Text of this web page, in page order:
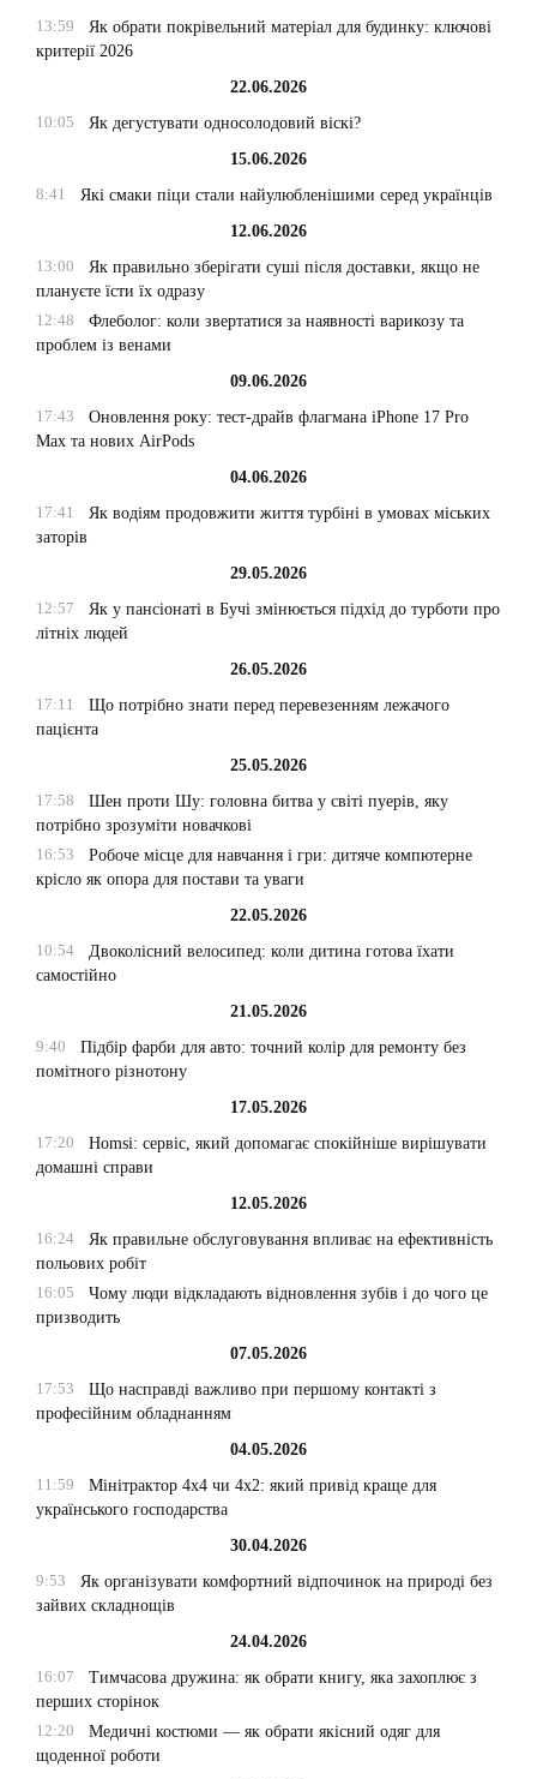
13:59
Як обрати покрівельний матеріал для будинку: ключові
критерії 2026
22.06.2026
10:05
Як дегустувати односолодовий віскі?
15.06.2026
8:41
Які смаки піци стали найулюбленішими серед українців
12.06.2026
13:00
Як правильно зберігати суші після доставки, якщо не
плануєте їсти їх одразу
12:48
Флеболог: коли звертатися за наявності варикозу та
проблем із венами
09.06.2026
17:43
Оновлення року: тест-драйв флагмана iPhone 17 Pro
Max та нових AirPods
04.06.2026
17:41
Як водіям продовжити життя турбіні в умовах міських
заторів
29.05.2026
12:57
Як у пансіонаті в Бучі змінюється підхід до турботи про
літніх людей
26.05.2026
17:11
Що потрібно знати перед перевезенням лежачого
пацієнта
25.05.2026
17:58
Шен проти Шу: головна битва у світі пуерів, яку
потрібно зрозуміти новачкові
16:53
Робоче місце для навчання і гри: дитяче компютерне
крісло як опора для постави та уваги
22.05.2026
10:54
Двоколісний велосипед: коли дитина готова їхати
самостійно
21.05.2026
9:40
Підбір фарби для авто: точний колір для ремонту без
помітного різнотону
17.05.2026
17:20
Homsi: сервіс, який допомагає спокійніше вирішувати
домашні справи
12.05.2026
16:24
Як правильне обслуговування впливає на ефективність
польових робіт
16:05
Чому люди відкладають відновлення зубів і до чого це
призводить
07.05.2026
17:53
Що насправді важливо при першому контакті з
професійним обладнанням
04.05.2026
11:59
Мінітрактор 4х4 чи 4х2: який привід краще для
українського господарства
30.04.2026
9:53
Як організувати комфортний відпочинок на природі без
зайвих складнощів
24.04.2026
16:07
Тимчасова дружина: як обрати книгу, яка захоплює з
перших сторінок
12:20
Медичні костюми — як обрати якісний одяг для
щоденної роботи